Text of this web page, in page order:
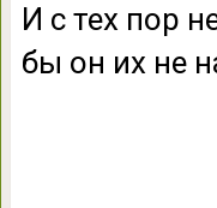
И с тех пор
бы он их не